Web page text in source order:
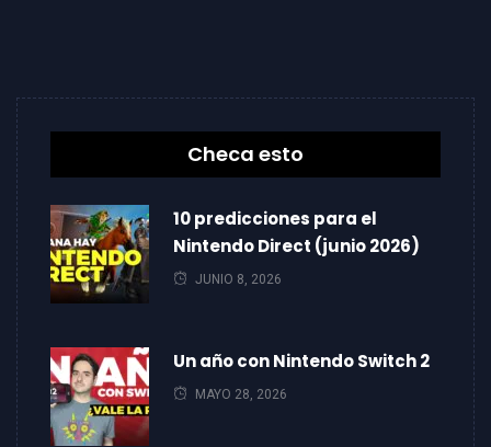
Checa esto
10 predicciones para el
Nintendo Direct (junio 2026)
JUNIO 8, 2026
Un año con Nintendo Switch 2
MAYO 28, 2026